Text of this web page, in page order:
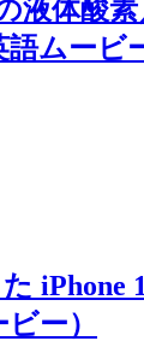
液体酸
ムービ
iPhone
ー）